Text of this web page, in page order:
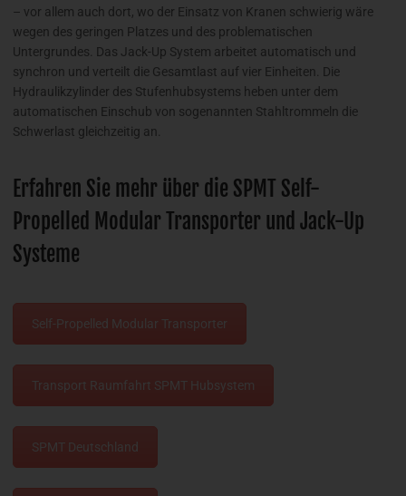
– vor allem auch dort, wo der Einsatz von Kranen schwierig wäre
wegen des geringen Platzes und des problematischen
Untergrundes. Das Jack-Up System arbeitet automatisch und
synchron und verteilt die Gesamtlast auf vier Einheiten. Die
Hydraulikzylinder des Stufenhubsystems heben unter dem
automatischen Einschub von sogenannten Stahltrommeln die
Schwerlast gleichzeitig an.
Erfahren Sie mehr über die SPMT Self-
Propelled Modular Transporter und Jack-Up
Systeme
Self-Propelled Modular Transporter
Transport Raumfahrt SPMT Hubsystem
SPMT Deutschland